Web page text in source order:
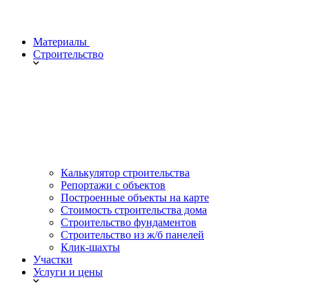
Материалы
Строительство
Калькулятор строительства
Репортажи с объектов
Построенные объекты на карте
Стоимость строительства дома
Строительство фундаментов
Строительство из ж/б панелей
Клик-шахты
Участки
Услуги и цены